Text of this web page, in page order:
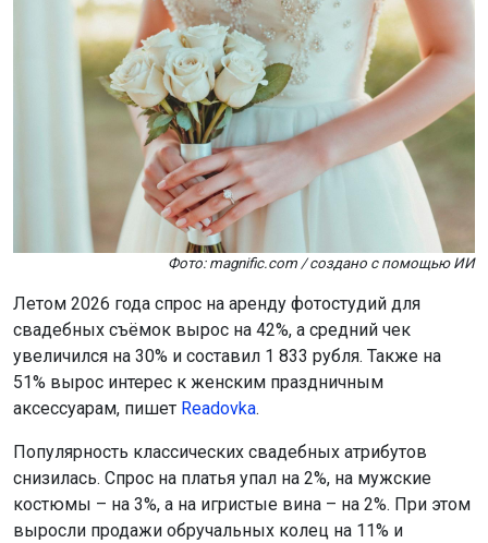
Фото: magnific.com / создано с помощью ИИ
Летом 2026 года спрос на аренду фотостудий для
свадебных съёмок вырос на 42%, а средний чек
увеличился на 30% и составил 1 833 рубля. Также на
51% вырос интерес к женским праздничным
аксессуарам, пишет Readovka.
Популярность классических свадебных атрибутов
снизилась. Спрос на платья упал на 2%, на мужские
костюмы – на 3%, а на игристые вина – на 2%. При этом
выросли продажи обручальных колец на 11% и